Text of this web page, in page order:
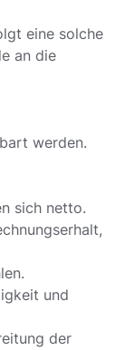
eine solche
an die
werden.
sich netto.
und
der